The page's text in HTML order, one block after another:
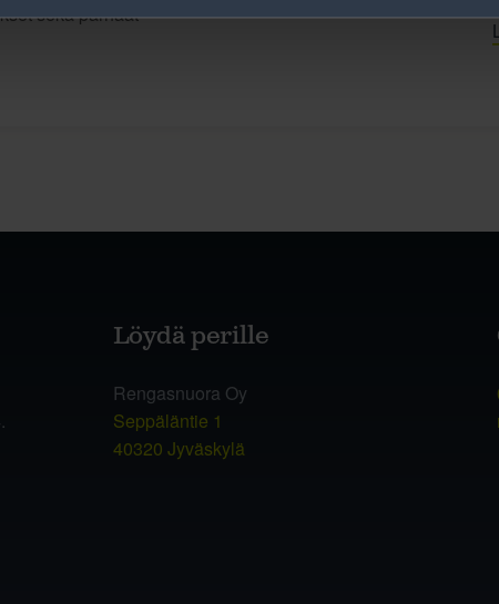
sekä parhaat
Löydä perille
Rengasnuora Oy
Seppäläntie 1
40320 Jyväskylä